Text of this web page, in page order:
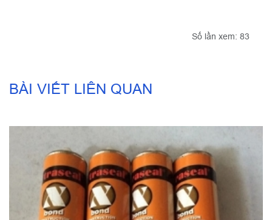
Số lần xem: 83
BÀI VIẾT LIÊN QUAN